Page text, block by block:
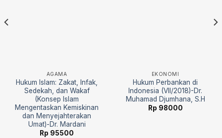
AGAMA
Hukum Islam: Zakat, Infak,
Sedekah, dan Wakaf
(Konsep Islam
Mengentaskan Kemiskinan
dan Menyejahterakan
Umat)-Dr. Mardani
Rp 95500
EKONOMI
Hukum Perbankan di
Indonesia (VII/2018)-Dr.
Muhamad Djumhana, S.H
Rp 98000